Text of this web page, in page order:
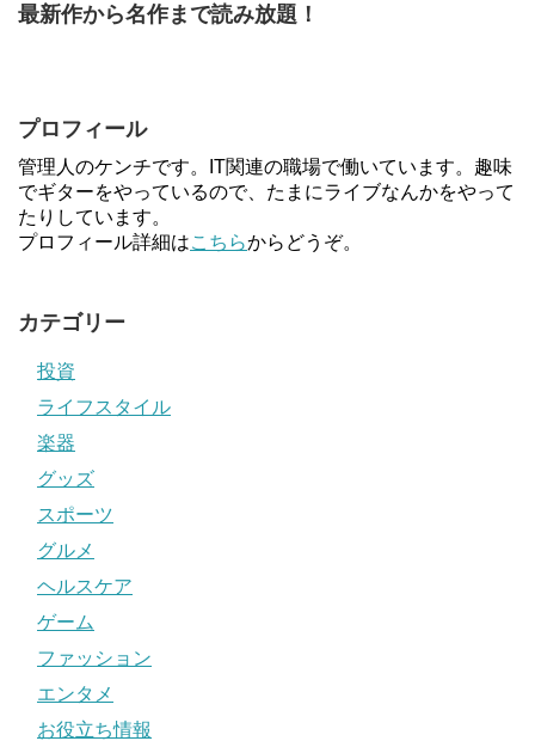
最新作から名作まで読み放題！
プロフィール
管理人のケンチです。IT関連の職場で働いています。趣味
でギターをやっているので、たまにライブなんかをやって
たりしています。
プロフィール詳細はこちらからどうぞ。
カテゴリー
投資
ライフスタイル
楽器
グッズ
スポーツ
グルメ
ヘルスケア
ゲーム
ファッション
エンタメ
お役立ち情報